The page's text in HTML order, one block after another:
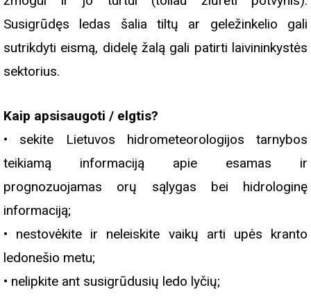
Susigrūdęs ledas šalia tiltų ar geležinkelio gali
sutrikdyti eismą, didelę žalą gali patirti laivininkystės
sektorius.
Kaip apsisaugoti / elgtis?
• sekite Lietuvos hidrometeorologijos tarnybos
teikiamą informaciją apie esamas ir
prognozuojamas orų sąlygas bei hidrologinę
informaciją;
• nestovėkite ir neleiskite vaikų arti upės kranto
ledonešio metu;
• nelipkite ant susigrūdusių ledo lyčių;